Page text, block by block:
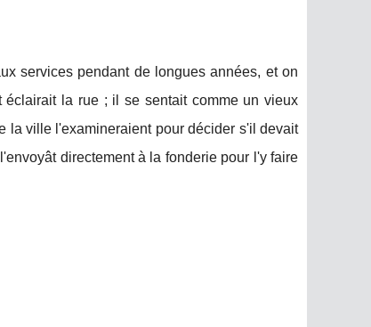
services pendant de longues années, et on
la rue ; il se sentait comme un vieux
la ville l'examineraient pour décider s'il devait
directement à la fonderie pour l'y faire